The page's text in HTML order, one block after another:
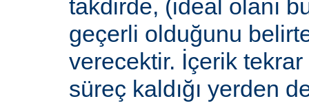
takdirde, (ideal olanı
geçerli olduğunu
verecektir. İçerik
süreç kaldığı yerden